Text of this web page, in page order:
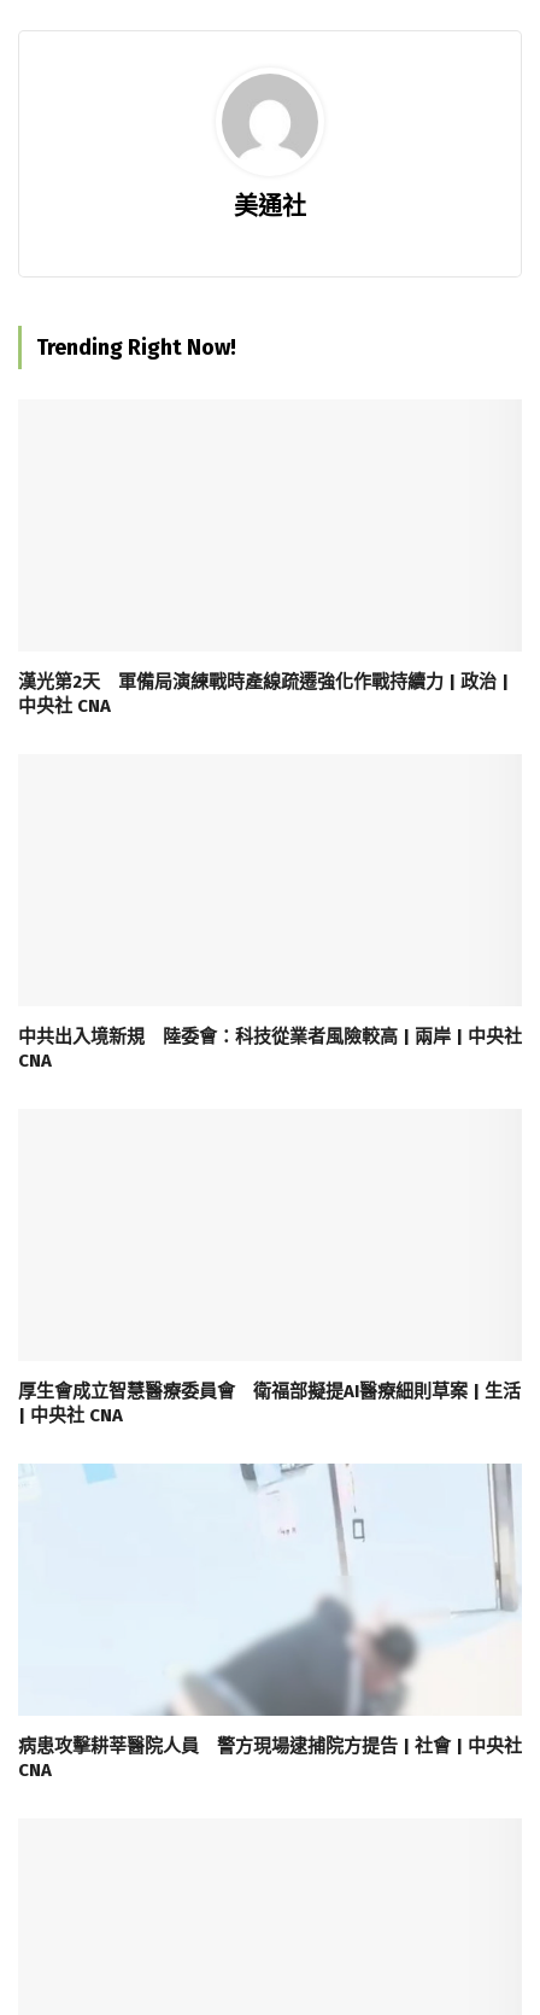
美通社
Trending Right Now!
漢光第2天 軍備局演練戰時產線疏遷強化作戰持續力 | 政治 |
中央社 CNA
中共出入境新規 陸委會：科技從業者風險較高 | 兩岸 | 中央社
CNA
厚生會成立智慧醫療委員會 衛福部擬提AI醫療細則草案 | 生活
| 中央社 CNA
病患攻擊耕莘醫院人員 警方現場逮捕院方提告 | 社會 | 中央社
CNA